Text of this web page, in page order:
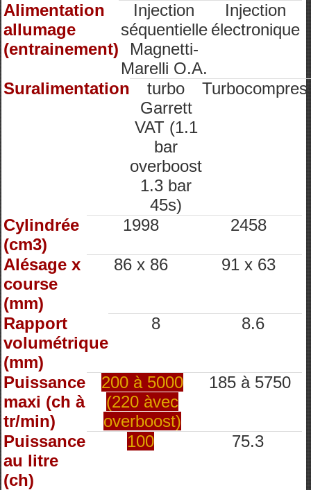
Alimentation
allumage
(entrainement)
Injection
séquentielle
Magnetti-
Marelli O.A.
Injection
électronique
Suralimentation
turbo
Garrett
VAT (1.1
bar
overboost
1.3 bar
45s)
Cylindrée
(cm3)
1998 2458
Alésage x
course
(mm)
86 x 86 91 x 63
Rapport
volumétrique
(mm)
8 8.6
Puissance
maxi (ch à
tr/min)
200 à 5000
(220 àvec
overboost)
185 à 5750
Puissance
au litre
(ch)
100 75.3